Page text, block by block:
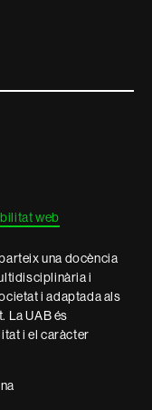
web
una docència
i
i adaptada als
La UAB és
i el caràcter